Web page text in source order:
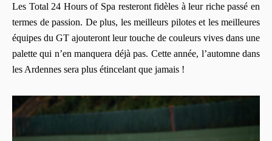
Les Total 24 Hours of Spa resteront fidèles à leur riche passé en
termes de passion. De plus, les meilleurs pilotes et les meilleures
équipes du GT ajouteront leur touche de couleurs vives dans une
palette qui n’en manquera déjà pas. Cette année, l’automne dans
les Ardennes sera plus étincelant que jamais !